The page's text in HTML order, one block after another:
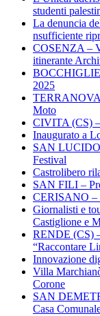
studenti
La denuncia
nsufficiente
COSENZA –
itinerante
2025
TERRANOVA
Moto
CIVITA (CS)
Inaugurato a
SAN LUCIDO
Festival
Castrolibero
SAN FILI –
CERISANO –
Giornalisti e
Castiglione e
RENDE (CS)
“Raccontare
Innovazione
Villa
Corone
SAN
Casa